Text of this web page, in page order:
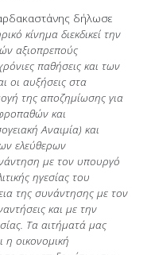
δήλωσε
κίνημα διεκδικεί την
αξιοπρεπούς
παθήσεις και των
οι αυξήσεις στα
της αποζημίωσης για
και
Αναιμία) και
ελεύθερων
με τον υπουργό
ηγεσίας του
της συνάντησης με τον
και με την
Τα αιτήματά μας
η οικονομική